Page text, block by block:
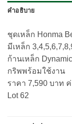
คำอธิบาย
ชุดเหล็ก Honma
มีเหล็ก
ก้านเหล็ก
กริพพร้อมใช้งาน
ราคา 7,590 บาท
Lot 62